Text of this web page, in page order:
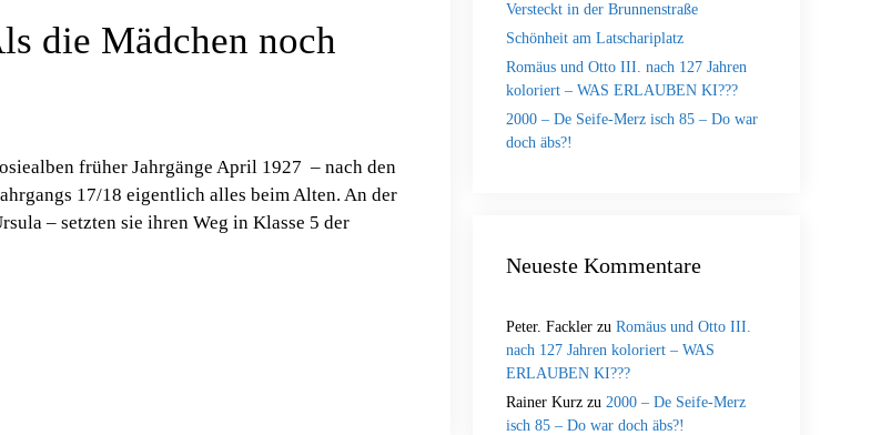
die Mädchen noch
früher Jahrgänge April 1927 – nach den
17/18 eigentlich alles beim Alten. An der
– setzten sie ihren Weg in Klasse 5 der
Versteckt in der Brunnenstraße
Schönheit am Latschariplatz
Romäus und Otto III. nach 127 Jahren
koloriert – WAS ERLAUBEN KI???
2000 – De Seife-Merz isch 85 – Do war
doch äbs?!
Neueste Kommentare
Peter. Fackler zu Romäus und Otto III.
nach 127 Jahren koloriert – WAS
ERLAUBEN KI???
Rainer Kurz zu 2000 – De Seife-Merz
isch 85 – Do war doch äbs?!